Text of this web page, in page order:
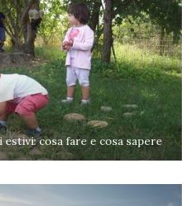
cosa fare e cosa sapere